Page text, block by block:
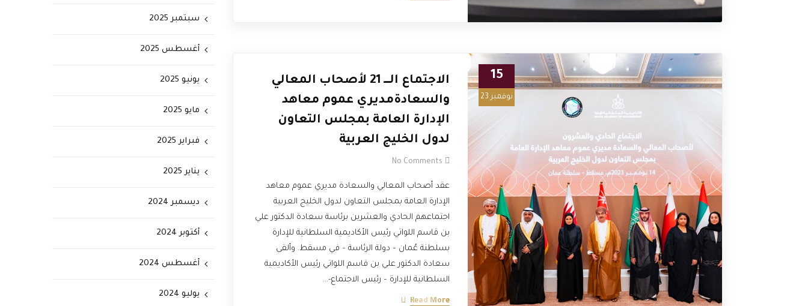
15
نوفمبر 23
الاجتماع الـــــ 21 لأصحاب المعالي
والسعادةمديري عموم معاهد
الإدارة العامة بمجلس التعاون
لدول الخليج العربية
No Comments
عقد أصحاب المعالي والسعادة مديري عموم معاهد
الإدارة العامة بمجلس التعاون لدول الخليج العربية
اجتماعهم الحادي والعشرين برئاسة سعادة الدكتور علي
بن قاسم اللواتي رئيس الأكاديمية السلطانية للإدارة
بسلطنة عُمان – دولة الرئاسة – في مسقط. وألقى
سعادة الدكتور علي بن قاسم اللواتي رئيس الأكاديمية
السلطانية للإدارة – رئيس الاجتماع-…
Read More
سبتمبر 2025
أغسطس 2025
يونيو 2025
مايو 2025
فبراير 2025
يناير 2025
ديسمبر 2024
أكتوبر 2024
أغسطس 2024
يوليو 2024